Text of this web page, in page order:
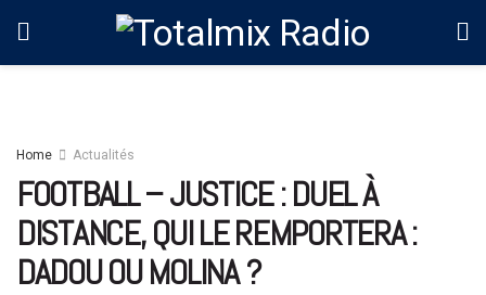
Home Actualités
FOOTBALL – JUSTICE : DUEL À
DISTANCE, QUI LE REMPORTERA :
DADOU OU MOLINA ?